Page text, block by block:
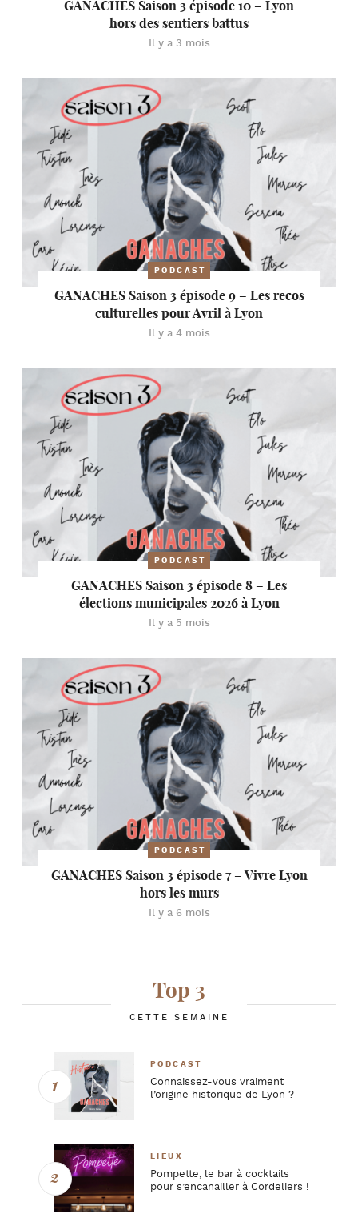
GANACHES Saison 3 épisode 10 – Lyon
hors des sentiers battus
Il y a 3 mois
PODCAST
GANACHES Saison 3 épisode 9 – Les recos
culturelles pour Avril à Lyon
Il y a 4 mois
PODCAST
GANACHES Saison 3 épisode 8 – Les
élections municipales 2026 à Lyon
Il y a 5 mois
PODCAST
GANACHES Saison 3 épisode 7 – Vivre Lyon
hors les murs
Il y a 6 mois
Top 3
CETTE SEMAINE
PODCAST
Connaissez-vous vraiment
l’origine historique de Lyon ?
LIEUX
Pompette, le bar à cocktails
pour s’encanailler à Cordeliers !